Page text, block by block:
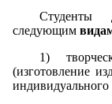
Студенты
следующим
1)
(изготовление
индивидуального